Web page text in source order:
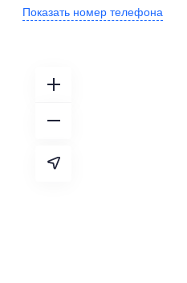
Показать номер телефона